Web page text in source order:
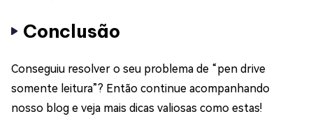
Conclusão
Conseguiu resolver o seu problema de “pen drive
somente leitura”? Então continue acompanhando
nosso blog e veja mais dicas valiosas como estas!